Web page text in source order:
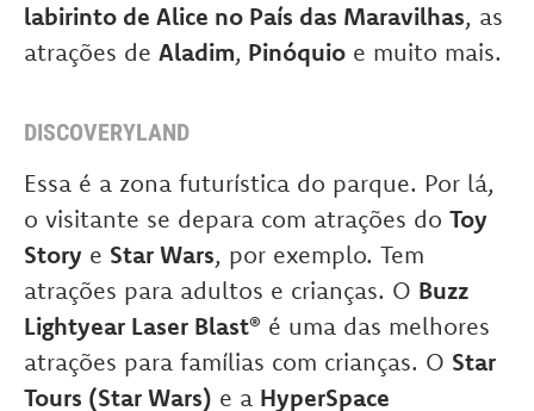
labirinto de Alice no País das Maravilhas, as
atrações de Aladim, Pinóquio e muito mais.
DISCOVERYLAND
Essa é a zona futurística do parque. Por lá,
o visitante se depara com atrações do Toy
Story e Star Wars, por exemplo. Tem
atrações para adultos e crianças. O Buzz
Lightyear Laser Blast® é uma das melhores
atrações para famílias com crianças. O Star
Tours (Star Wars) e a HyperSpace